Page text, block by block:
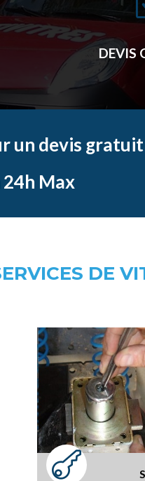
DEVIS
un devis gratuit
24h Max
DE
